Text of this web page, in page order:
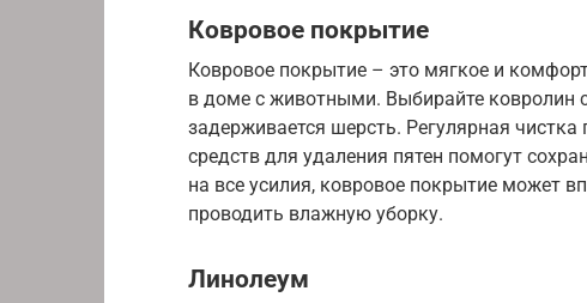
Ковровое покрытие
Ковровое покрытие – это мягкое и
в доме с животными. Выбирайте ковролин
задерживается шерсть. Регулярная
средств для удаления пятен помогут
на все усилия, ковровое покрытие может
проводить влажную уборку.
Линолеум